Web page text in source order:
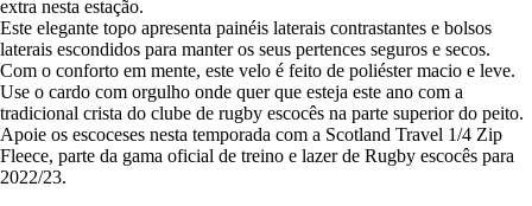
extra nesta estação.
Este elegante topo apresenta painéis laterais contrastantes e bolsos
laterais escondidos para manter os seus pertences seguros e secos.
Com o conforto em mente, este velo é feito de poliéster macio e leve.
Use o cardo com orgulho onde quer que esteja este ano com a
tradicional crista do clube de rugby escocês na parte superior do peito.
Apoie os escoceses nesta temporada com a Scotland Travel 1/4 Zip
Fleece, parte da gama oficial de treino e lazer de Rugby escocês para
2022/23.